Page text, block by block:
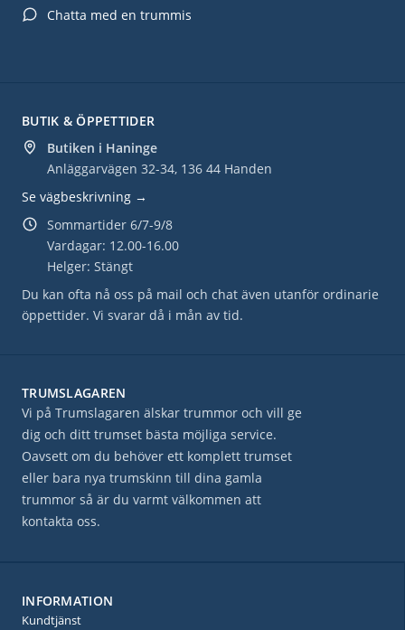
BUTIK & ÖPPETTIDER
Butiken i Haninge
Anläggarvägen 32-34, 136 44 Handen
Se vägbeskrivning →
Sommartider 6/7-9/8
Vardagar: 12.00-16.00
Helger: Stängt
Du kan ofta nå oss på mail och chat även utanför ordinarie
öppettider. Vi svarar då i mån av tid.
Chatta med en trummis
TRUMSLAGAREN
Vi på Trumslagaren älskar trummor och vill ge
dig och ditt trumset bästa möjliga service.
Oavsett om du behöver ett komplett trumset
eller bara nya trumskinn till dina gamla
trummor så är du varmt välkommen att
kontakta oss.
INFORMATION
Kundtjänst